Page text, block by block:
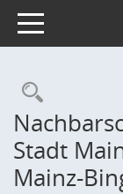
Toggle navigation
Stadt
Mainz-